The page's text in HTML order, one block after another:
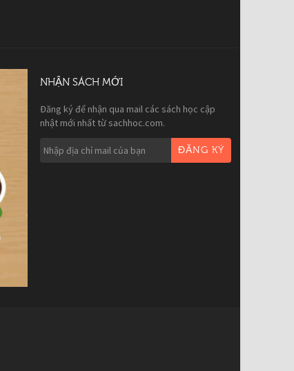
NHẬN SÁCH MỚI
Đăng ký để nhận qua mail các sách học cập
nhật mới nhất từ sachhoc.com.
ĐĂNG KÝ